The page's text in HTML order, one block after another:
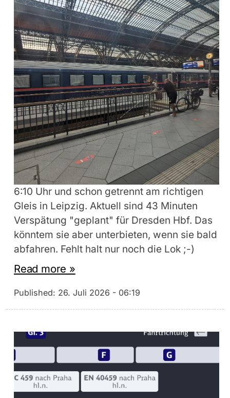
6:10 Uhr und schon getrennt am richtigen
Gleis in Leipzig. Aktuell sind 43 Minuten
Verspätung "geplant" für Dresden Hbf. Das
könntem sie aber unterbieten, wenn sie bald
abfahren. Fehlt halt nur noch die Lok ;-)
Read more »
Published: 26. Juli 2026 - 06:19